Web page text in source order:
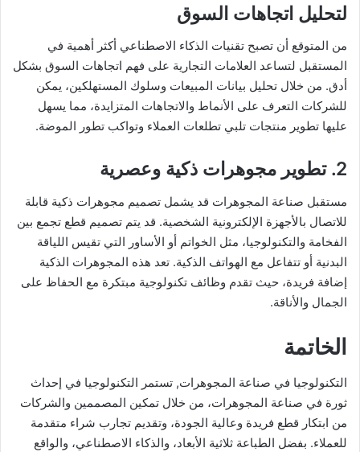
لتحليل اتجاهات السوق
من المتوقع أن تصبح تقنيات الذكاء الاصطناعي أكثر أهمية في
المستقبل لتساعد العلامات التجارية على فهم اتجاهات السوق بشكل
أدق. من خلال تحليل بيانات المبيعات وسلوك المستهلكين، يمكن
للشركات التعرف على الأنماط والاتجاهات المتزايدة، مما يسهل
عليها تطوير منتجات تلبي تطلعات العملاء وتواكب تطور الموضة.
2. تطوير مجوهرات ذكية وعصرية
مستقبل صناعة المجوهرات قد يشمل تصميم مجوهرات ذكية قابلة
للاتصال بالأجهزة الإلكترونية الشخصية. قد يتم تصميم قطع تجمع بين
الفخامة والتكنولوجيا، مثل الخواتم أو الأساور التي تقيس اللياقة
البدنية أو تتفاعل مع الهواتف الذكية. تعد هذه المجوهرات الذكية
إضافة فريدة، حيث تقدم وظائف تكنولوجية مبتكرة مع الحفاظ على
الجمال والأناقة.
الخاتمة
التكنولوجيا في صناعة المجوهرات, تستمر التكنولوجيا في إحداث
ثورة في صناعة المجوهرات، من خلال تمكين المصممين والشركات
من ابتكار قطع فريدة وعالية الجودة، وتقديم تجارب شراء متقدمة
للعملاء. بفضل الطباعة ثلاثية الأبعاد، والذكاء الاصطناعي، والواقع